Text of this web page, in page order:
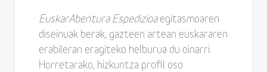
EuskarAbentura Espedizioaegitasmoaren
diseinuak berak, gazteen artean euskararen
erabileran eragiteko helburua du oinarri.
Horretarako, hizkuntza profil oso